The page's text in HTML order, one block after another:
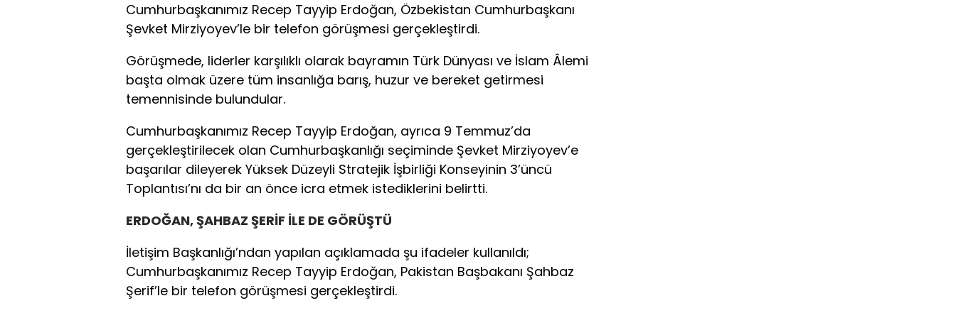
Cumhurbaşkanımız Recep Tayyip Erdoğan, Özbekistan Cumhurbaşkanı
Şevket Mirziyoyev’le bir telefon görüşmesi gerçekleştirdi.
Görüşmede, liderler karşılıklı olarak bayramın Türk Dünyası ve İslam Âlemi
başta olmak üzere tüm insanlığa barış, huzur ve bereket getirmesi
temennisinde bulundular.
Cumhurbaşkanımız Recep Tayyip Erdoğan, ayrıca 9 Temmuz’da
gerçekleştirilecek olan Cumhurbaşkanlığı seçiminde Şevket Mirziyoyev’e
başarılar dileyerek Yüksek Düzeyli Stratejik İşbirliği Konseyinin 3’üncü
Toplantısı’nı da bir an önce icra etmek istediklerini belirtti.
ERDOĞAN, ŞAHBAZ ŞERİF İLE DE GÖRÜŞTÜ
İletişim Başkanlığı’ndan yapılan açıklamada şu ifadeler kullanıldı;
Cumhurbaşkanımız Recep Tayyip Erdoğan, Pakistan Başbakanı Şahbaz
Şerif’le bir telefon görüşmesi gerçekleştirdi.